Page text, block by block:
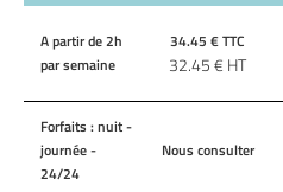
A partir de 2h
par semaine
34.45 € TTC
32.45€ HT
Forfaits : nuit -
journée -
24/24
Nous consulter